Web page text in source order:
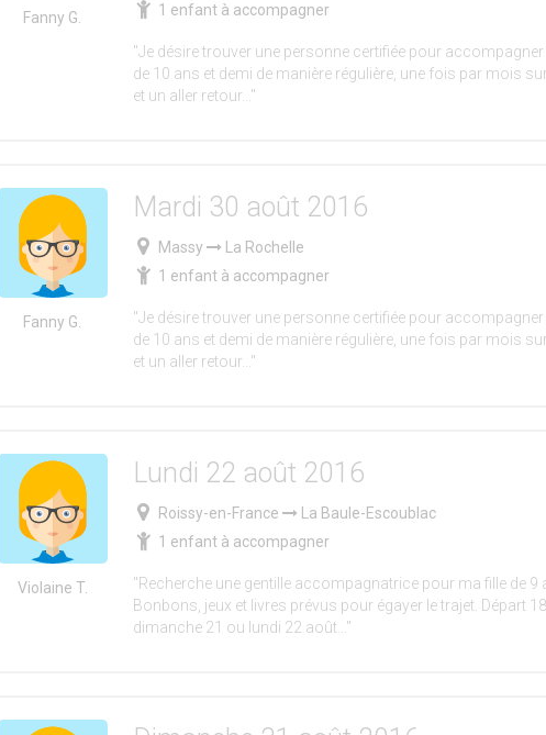
Fanny G.
1 enfant à accompagner
"Je désire trouver une personne certifiée pour
de 10 ans et demi de manière régulière, une fois par mois
et un aller retour..."
Fanny G.
Mardi 30 août 2016
Massy
La Rochelle
1 enfant à accompagner
"Je désire trouver une personne certifiée pour
de 10 ans et demi de manière régulière, une fois par mois
et un aller retour..."
Violaine T.
Lundi 22 août 2016
Roissy-en-France
La Baule-Escoublac
1 enfant à accompagner
"Recherche une gentille accompagnatrice pour ma fille de 9
Bonbons, jeux et livres prévus pour égayer le trajet. Départ
dimanche 21 ou lundi 22 août..."